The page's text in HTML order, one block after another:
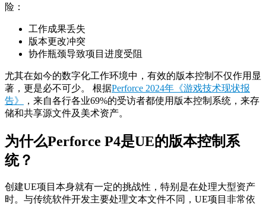
险：
工作成果丢失
版本更改冲突
协作瓶颈导致项目进度受阻
尤其在如今的数字化工作环境中，有效的版本控制不仅作用显
著，更是必不可少。 根据Perforce 2024年《游戏技术现状报
告》
，来自各行各业69%的受访者都使用版本控制系统，来存
储和共享源文件及美术资产。
为什么Perforce P4是UE的版本控制系
统？
创建UE项目本身就有一定的挑战性，特别是在处理大型资产
时。与传统软件开发主要处理文本文件不同，UE项目非常依